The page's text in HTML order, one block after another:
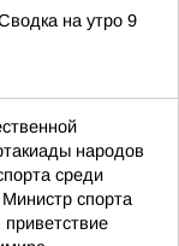
на утро 9
народов
среди
спорта